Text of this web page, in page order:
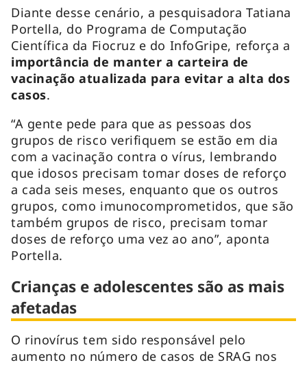
Diante desse cenário, a pesquisadora Tatiana
Portella, do Programa de Computação
Científica da Fiocruz e do InfoGripe, reforça a
importância de manter a carteira de
vacinação atualizada para evitar a alta dos
casos.
“A gente pede para que as pessoas dos
grupos de risco verifiquem se estão em dia
com a vacinação contra o vírus, lembrando
que idosos precisam tomar doses de reforço
a cada seis meses, enquanto que os outros
grupos, como imunocomprometidos, que são
também grupos de risco, precisam tomar
doses de reforço uma vez ao ano”, aponta
Portella.
Crianças e adolescentes são as mais
afetadas
O rinovírus tem sido responsável pelo
aumento no número de casos de SRAG nos